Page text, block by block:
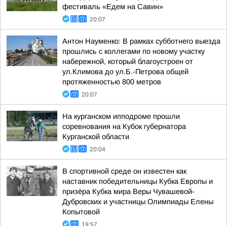
фестиваль «Едем на Савин»
20:07
Антон Науменко: В рамках субботнего выезда
прошлись с коллегами по новому участку
набережной, который благоустроен от
ул.Климова до ул.Б.-Петрова общей
протяженностью 800 метров
20:07
На курганском ипподроме прошли
соревнования на Кубок губернатора
Курганской области
20:04
В спортивной среде он известен как
наставник победительницы Кубка Европы и
призёра Кубка мира Веры Чувашевой-
Дубровских и участницы Олимпиады Елены
Копытовой
19:57